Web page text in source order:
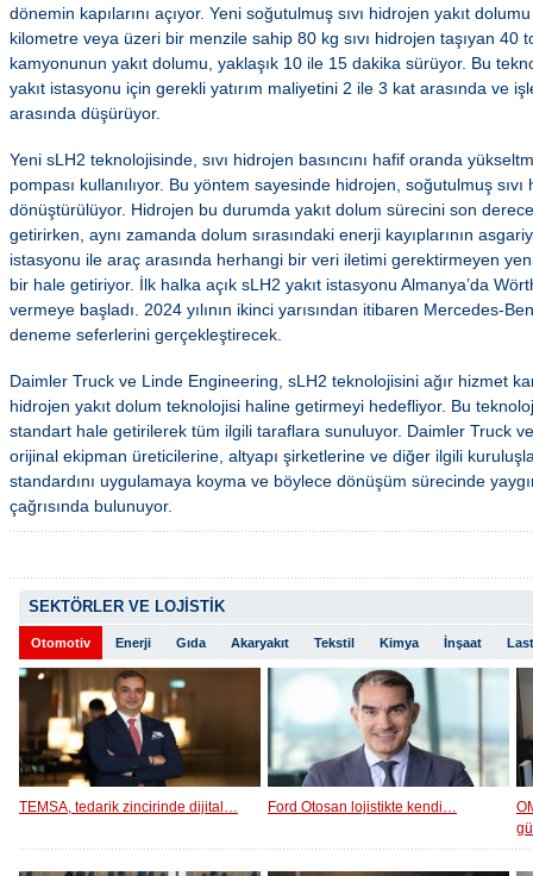
dönemin kapılarını açıyor. Yeni soğutulmuş sıvı hidrojen yakıt
kilometre veya üzeri bir menzile sahip 80 kg sıvı hidrojen taşıyan 40
kamyonunun yakıt dolumu, yaklaşık 10 ile 15 dakika sürüyor. Bu
yakıt istasyonu için gerekli yatırım maliyetini 2 ile 3 kat arasında ve
arasında düşürüyor.
Yeni sLH2 teknolojisinde, sıvı hidrojen basıncını hafif oranda
pompası kullanılıyor. Bu yöntem sayesinde hidrojen, soğutulmuş
dönüştürülüyor. Hidrojen bu durumda yakıt dolum sürecini son
getirirken, aynı zamanda dolum sırasındaki enerji kayıplarının
istasyonu ile araç arasında herhangi bir veri iletimi gerektirmeyen
bir hale getiriyor. İlk halka açık sLH2 yakıt istasyonu Almanya’da
vermeye başladı. 2024 yılının ikinci yarısından itibaren Mercedes-
deneme seferlerini gerçekleştirecek.
Daimler Truck ve Linde Engineering, sLH2 teknolojisini ağır hizmet
hidrojen yakıt dolum teknolojisi haline getirmeyi hedefliyor. Bu
standart hale getirilerek tüm ilgili taraflara sunuluyor. Daimler Truck
orijinal ekipman üreticilerine, altyapı şirketlerine ve diğer ilgili
standardını uygulamaya koyma ve böylece dönüşüm sürecinde
çağrısında bulunuyor.
SEKTÖRLER VE LOJİSTİK
Otomotiv Enerji Gıda Akaryakıt Tekstil Kimya İnşaat
TEMSA, tedarik zincirinde dijital… Ford Otosan lojistikte kendi…